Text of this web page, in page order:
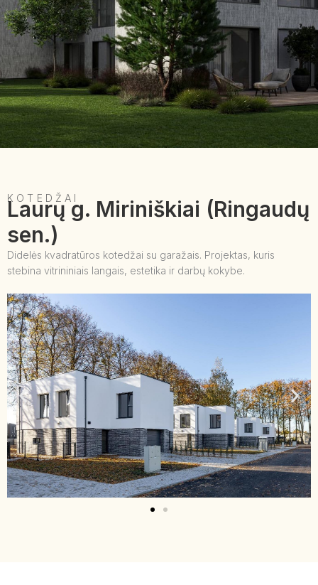
KOTEDŽAI
Laurų g. Miriniškiai (Ringaudų
sen.)
Didelės kvadratūros kotedžai su garažais. Projektas, kuris
stebina vitrininiais langais, estetika ir darbų kokybe.